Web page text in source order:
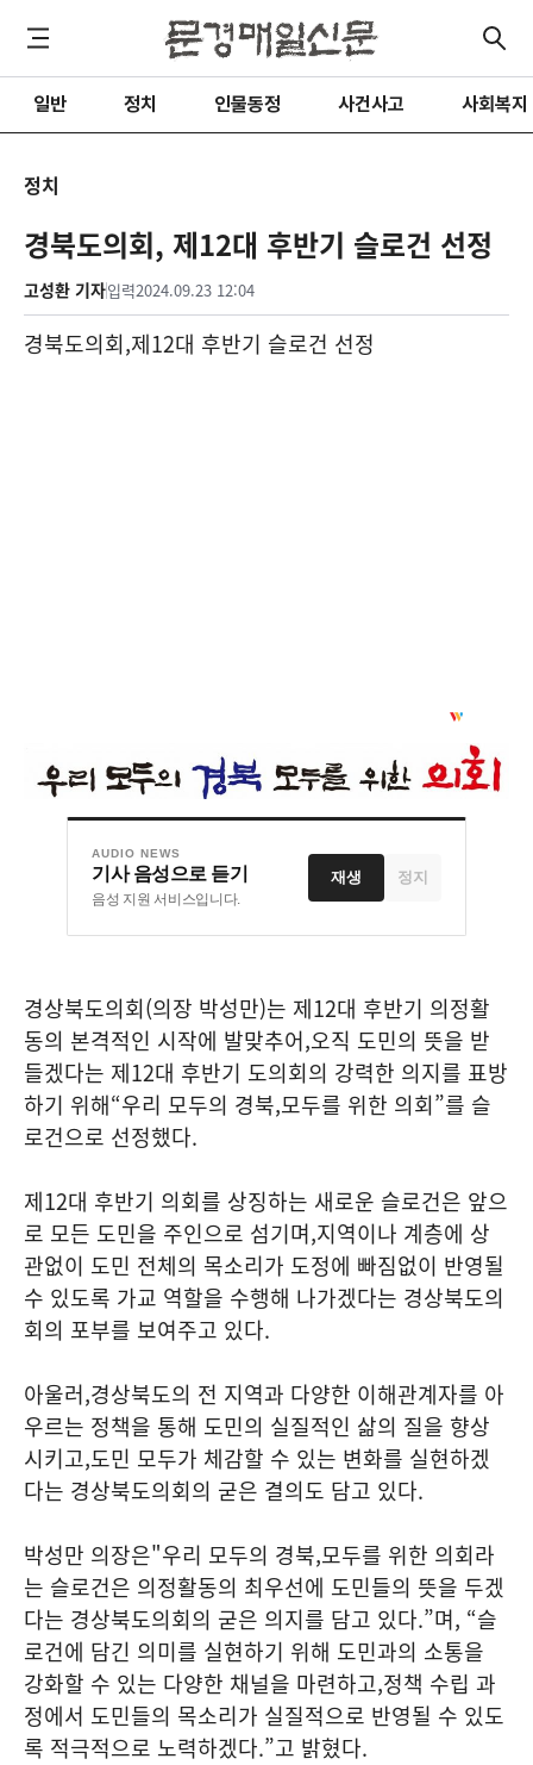
일반 정치 인물동정 사건사고 사회복지
정치
경북도의회, 제12대 후반기 슬로건 선정
고성환 기자입력2024.09.23 12:04
경북도의회,제12대 후반기 슬로건 선정
AUDIO NEWS
기사 음성으로 듣기
음성 지원 서비스입니다.
재생 정지
경상북도의회(의장 박성만)는 제12대 후반기 의정활
동의 본격적인 시작에 발맞추어,오직 도민의 뜻을 받
들겠다는 제12대 후반기 도의회의 강력한 의지를 표방
하기 위해“우리 모두의 경북,모두를 위한 의회”를 슬
로건으로 선정했다.
제12대 후반기 의회를 상징하는 새로운 슬로건은 앞으
로 모든 도민을 주인으로 섬기며,지역이나 계층에 상
관없이 도민 전체의 목소리가 도정에 빠짐없이 반영될
수 있도록 가교 역할을 수행해 나가겠다는 경상북도의
회의 포부를 보여주고 있다.
아울러,경상북도의 전 지역과 다양한 이해관계자를 아
우르는 정책을 통해 도민의 실질적인 삶의 질을 향상
시키고,도민 모두가 체감할 수 있는 변화를 실현하겠
다는 경상북도의회의 굳은 결의도 담고 있다.
박성만 의장은"우리 모두의 경북,모두를 위한 의회라
는 슬로건은 의정활동의 최우선에 도민들의 뜻을 두겠
다는 경상북도의회의 굳은 의지를 담고 있다.”며, “슬
로건에 담긴 의미를 실현하기 위해 도민과의 소통을
강화할 수 있는 다양한 채널을 마련하고,정책 수립 과
정에서 도민들의 목소리가 실질적으로 반영될 수 있도
록 적극적으로 노력하겠다.”고 밝혔다.